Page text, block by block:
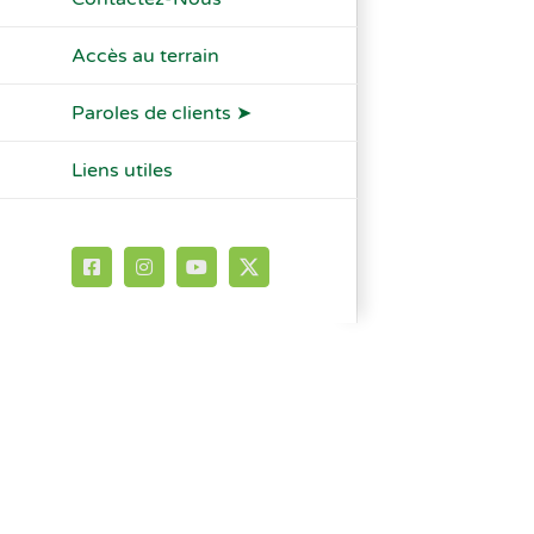
Accès au terrain
Paroles de clients ➤
Liens utiles
FacebookInstagramYouTube
X